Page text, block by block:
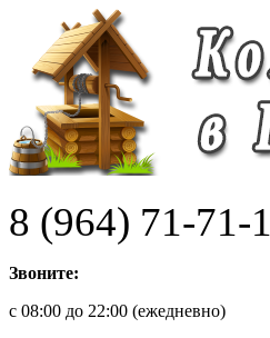
8 (964) 71-71-
Звоните:
с 08:00 до 22:00 (ежедневно)